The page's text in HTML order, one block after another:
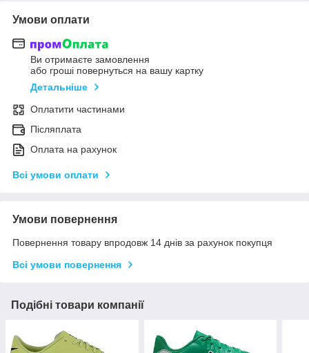
Умови оплати
Ви отримаєте замовлення
або гроші повернуться на вашу картку
Детальніше
Оплатити частинами
Післяплата
Оплата на рахунок
Всі умови оплати
Умови повернення
Повернення товару впродовж 14 днів за рахунок покупця
Всі умови повернення
Подібні товари компанії